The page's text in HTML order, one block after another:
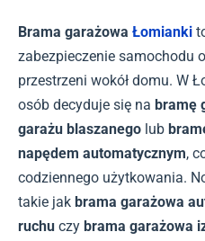
Brama garażowa Łomianki
zabezpieczenie samochodu
przestrzeni wokół domu. W
osób decyduje się na bramę
garażu blaszanego lub
napędem automatycznym,
codziennego użytkowania.
takie jak brama garażowa
ruchu czy brama garażowa